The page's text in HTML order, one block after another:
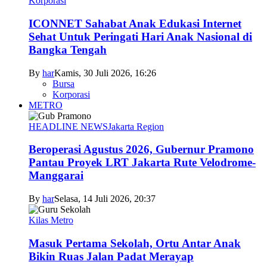
ICONNET Sahabat Anak Edukasi Internet
Sehat Untuk Peringati Hari Anak Nasional di
Bangka Tengah
By harKamis, 30 Juli 2026, 16:26
Bursa
Korporasi
METRO
HEADLINE NEWSJakarta Region
Beroperasi Agustus 2026, Gubernur Pramono
Pantau Proyek LRT Jakarta Rute Velodrome-
Manggarai
By harSelasa, 14 Juli 2026, 20:37
Kilas Metro
Masuk Pertama Sekolah, Ortu Antar Anak
Bikin Ruas Jalan Padat Merayap